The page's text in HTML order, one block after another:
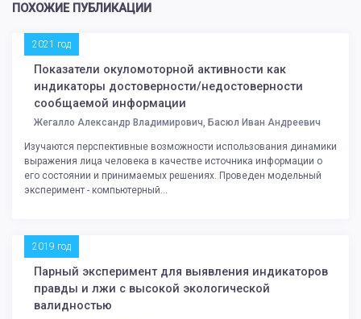
ПОХОЖИЕ ПУБЛИКАЦИИ
2021 год
Показатели окуломоторной активности как
индикаторы достоверности/недостоверности
сообщаемой информации
Жегалло Александр Владимирович, Басюл Иван Андреевич
Изучаются перспективные возможности использования динамики
выражения лица человека в качестве источника информации о
его состоянии и принимаемых решениях. Проведен модельный
эксперимент - компьютерный...
2019 год
Парный эксперимент для выявления индикаторов
правды и лжи с высокой экологической
валидностью